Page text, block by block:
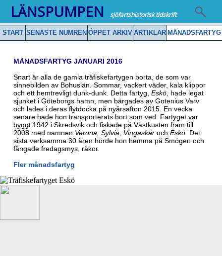
LÄNSPUMPEN sjöfartshistorisk tidskrift
START SENASTE NUMREN ÖPPET ARKIV ARTIKLAR MÅNADSFARTYG
MÅNADSFARTYG JANUARI 2016
Snart är alla de gamla träfiskefartygen borta, de som var
sinnebilden av Bohuslän. Sommar, vackert väder, kala klippor
och ett hemtrevligt dunk-dunk. Detta fartyg, Eskö, hade legat
sjunket i Göteborgs hamn, men bärgades av Gotenius Varv
och lades i deras flytdocka på nyårsafton 2015. En vecka
senare hade hon transporterats bort som ved. Fartyget var
byggt 1942 i Skredsvik och fiskade på Västkusten fram till
2008 med namnen Verona, Sylvia, Vingaskäroch Eskö. Det
sista verksamma 30 åren hörde hon hemma på Smögen och
fångade fredagsmys, räkor.
Fler månadsfartyg